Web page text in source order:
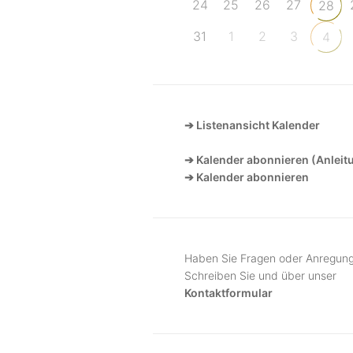
24
25 26 27 28
31
1 2 3 4
➔ Listenansicht Kalender
➔ Kalender abonnieren
➔ Kalender abonnieren
Haben Sie Fragen oder
Schreiben Sie und über unser
Kontaktformular